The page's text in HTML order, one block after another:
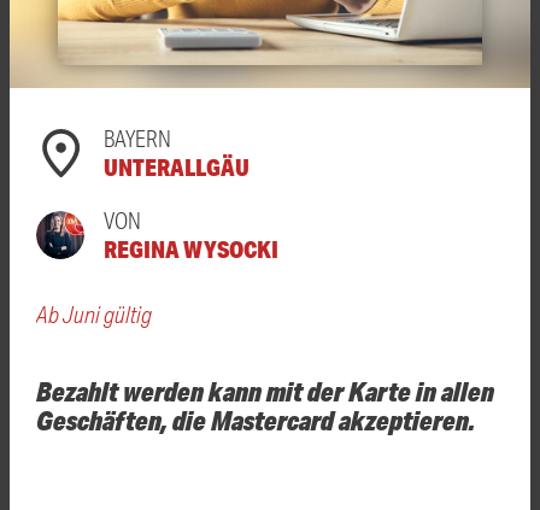
BAYERN
UNTERALLGÄU
VON
REGINA WYSOCKI
Ab Juni gültig
Bezahlt werden kann mit der Karte in allen
Geschäften, die Mastercard akzeptieren.